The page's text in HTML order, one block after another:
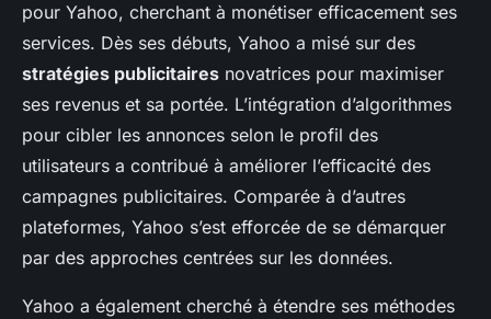
pour Yahoo, cherchant à monétiser efficacement ses
services. Dès ses débuts, Yahoo a misé sur des
stratégies publicitaires novatrices pour maximiser
ses revenus et sa portée. L’intégration d’algorithmes
pour cibler les annonces selon le profil des
utilisateurs a contribué à améliorer l’efficacité des
campagnes publicitaires. Comparée à d’autres
plateformes, Yahoo s’est efforcée de se démarquer
par des approches centrées sur les données.
Yahoo a également cherché à étendre ses méthodes